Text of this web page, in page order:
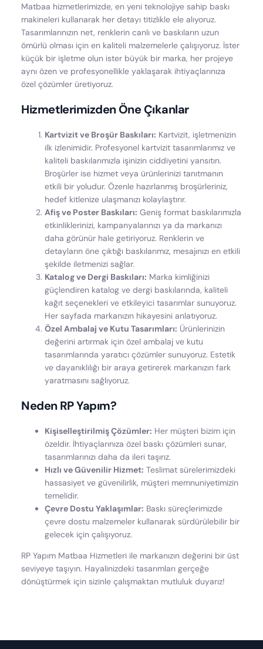
Matbaa hizmetlerimizde, en yeni teknolojiye sahip baskı
makineleri kullanarak her detayı titizlikle ele alıyoruz.
Tasarımlarınızın net, renklerin canlı ve baskıların uzun
ömürlü olması için en kaliteli malzemelerle çalışıyoruz. İster
küçük bir işletme olun ister büyük bir marka, her projeye
aynı özen ve profesyonellikle yaklaşarak ihtiyaçlarınıza
özel çözümler üretiyoruz.
Hizmetlerimizden Öne Çıkanlar
Kartvizit ve Broşür Baskıları: Kartvizit, işletmenizin
ilk izlenimidir. Profesyonel kartvizit tasarımlarımız ve
kaliteli baskılarımızla işinizin ciddiyetini yansıtın.
Broşürler ise hizmet veya ürünlerinizi tanıtmanın
etkili bir yoludur. Özenle hazırlanmış broşürleriniz,
hedef kitlenize ulaşmanızı kolaylaştırır.
Afiş ve Poster Baskıları: Geniş format baskılarımızla
etkinliklerinizi, kampanyalarınızı ya da markanızı
daha görünür hale getiriyoruz. Renklerin ve
detayların öne çıktığı baskılarımız, mesajınızı en etkili
şekilde iletmenizi sağlar.
Katalog ve Dergi Baskıları: Marka kimliğinizi
güçlendiren katalog ve dergi baskılarında, kaliteli
kağıt seçenekleri ve etkileyici tasarımlar sunuyoruz.
Her sayfada markanızın hikayesini anlatıyoruz.
Özel Ambalaj ve Kutu Tasarımları: Ürünlerinizin
değerini artırmak için özel ambalaj ve kutu
tasarımlarında yaratıcı çözümler sunuyoruz. Estetik
ve dayanıklılığı bir araya getirerek markanızın fark
yaratmasını sağlıyoruz.
Neden RP Yapım?
Kişiselleştirilmiş Çözümler: Her müşteri bizim için
özeldir. İhtiyaçlarınıza özel baskı çözümleri sunar,
tasarımlarınızı daha da ileri taşırız.
Hızlı ve Güvenilir Hizmet: Teslimat sürelerimizdeki
hassasiyet ve güvenilirlik, müşteri memnuniyetimizin
temelidir.
Çevre Dostu Yaklaşımlar: Baskı süreçlerimizde
çevre dostu malzemeler kullanarak sürdürülebilir bir
gelecek için çalışıyoruz.
RP Yapım Matbaa Hizmetleri ile markanızın değerini bir üst
seviyeye taşıyın. Hayalinizdeki tasarımları gerçeğe
dönüştürmek için sizinle çalışmaktan mutluluk duyarız!